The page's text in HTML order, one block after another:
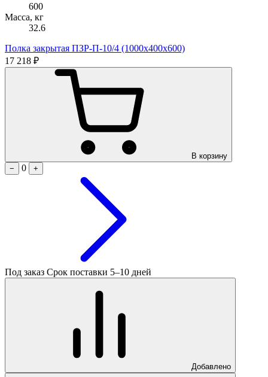
600
Масса, кг
32.6
Полка закрытая ПЗР-П-10/4 (1000х400х600)
17 218 ₽
В корзину
−
0 +
Под заказ Срок поставки 5–10 дней
Добавлено